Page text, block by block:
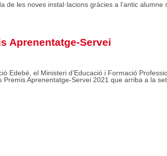
les noves instal·lacions gràcies a l’antic alumne
Aprenentatge-Servei
Edebé, el Ministeri d’Educació i Formació
Premis Aprenentatge-Servei 2021 que arriba a la